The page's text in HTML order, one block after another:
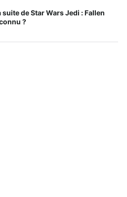
suite de Star Wars Jedi : Fallen
?